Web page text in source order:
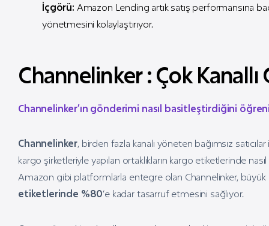
İçgörü: Amazon Lending artık satış performansına
yönetmesini kolaylaştırıyor.
Channelinker : Çok
Channelinker’ın gönderimi nasıl basitleştirdiğini
Channelinker, birden fazla kanalı yöneten bağımsız
kargo şirketleriyle yapılan ortaklıkların kargo etiketlerinde
Amazon gibi platformlarla entegre olan Channelinker, büyük
etiketlerinde %80‘e kadar tasarruf etmesini sağlıyor.